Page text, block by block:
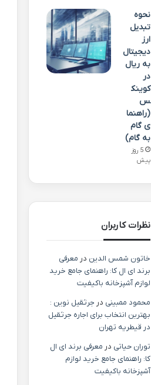
نحوه
تبدیل
ارز
دیجیتال
به ریال
در
کوینک
س
(راهنما
ی گام
به گام)
5 روز
پیش
نظرات کاربران
خاتون شمس الدین در معرفی
برند ای ال کا: راهنمای جامع خرید
لوازم آشپزخانه باکیفیت
محمود ممبینی در جرثقیل نوین :
بهترین انتخاب برای اجاره جرثقیل
در قیطریه تهران
توران حیاتی در معرفی برند ای ال
کا: راهنمای جامع خرید لوازم
آشپزخانه باکیفیت